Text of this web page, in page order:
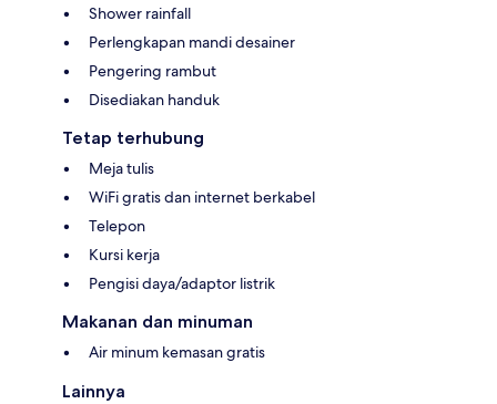
Shower rainfall
Perlengkapan mandi desainer
Pengering rambut
Disediakan handuk
Tetap terhubung
Meja tulis
WiFi gratis dan internet berkabel
Telepon
Kursi kerja
Pengisi daya/adaptor listrik
Makanan dan minuman
Air minum kemasan gratis
Lainnya